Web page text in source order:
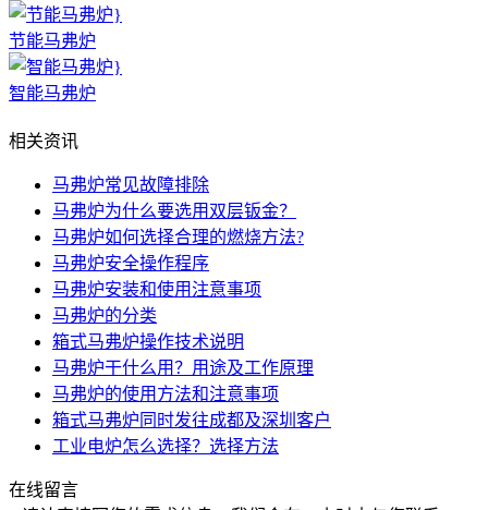
节能马弗炉
智能马弗炉
相关资讯
马弗炉常见故障排除
马弗炉为什么要选用双层钣金？
马弗炉如何选择合理的燃烧方法?
马弗炉安全操作程序
马弗炉安装和使用注意事项
马弗炉的分类
箱式马弗炉操作技术说明
马弗炉干什么用？用途及工作原理
马弗炉的使用方法和注意事项
箱式马弗炉同时发往成都及深圳客户
工业电炉怎么选择？选择方法
在线留言